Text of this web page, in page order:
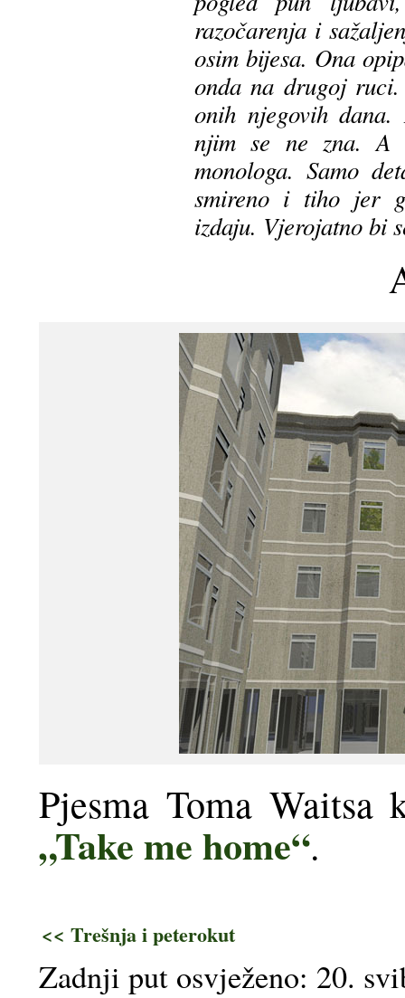
razočarenja i
osim bijesa. Ona
onda na drugoj
onih njegovih
njim se ne zna. A
monologa. Samo
smireno i tiho jer
izdaju. Vjerojatno bi
Pjesma Toma Waitsa
„Take me home“.
<< Trešnja i peterokut
Zadnji put osvježeno: 20.